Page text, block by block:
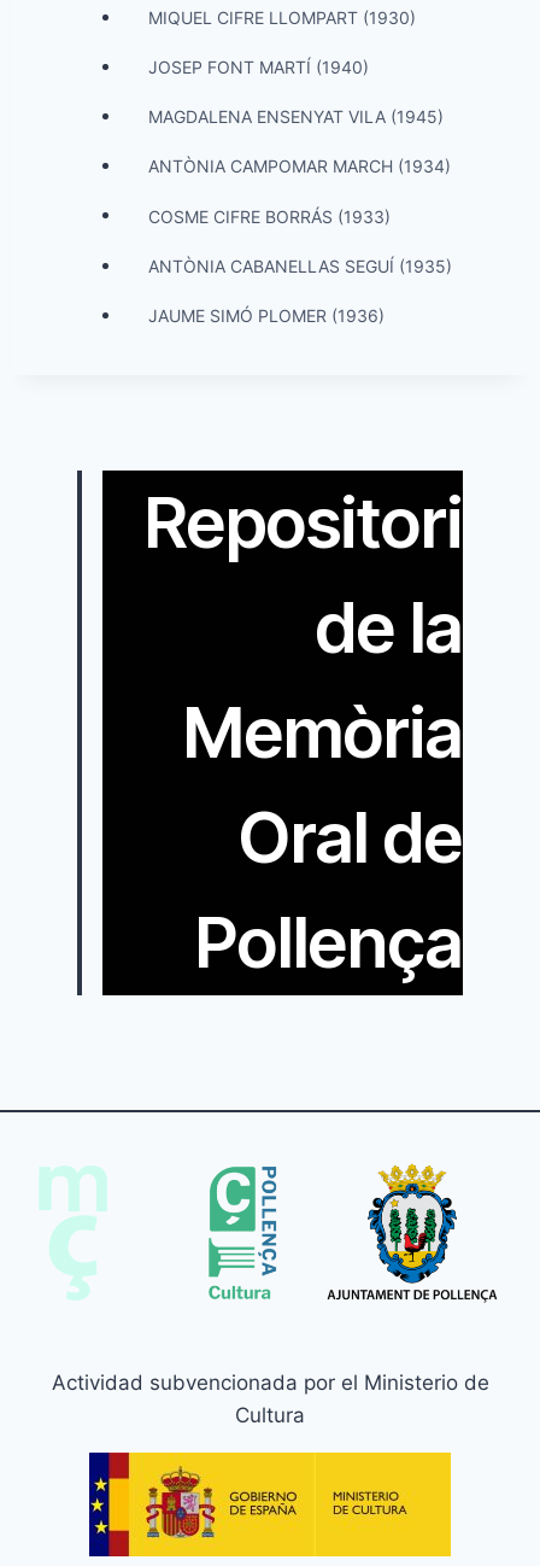
MIQUEL CIFRE LLOMPART (1930)
JOSEP FONT MARTÍ (1940)
MAGDALENA ENSENYAT VILA (1945)
ANTÒNIA CAMPOMAR MARCH (1934)
COSME CIFRE BORRÁS (1933)
ANTÒNIA CABANELLAS SEGUÍ (1935)
JAUME SIMÓ PLOMER (1936)
Repositori
de la
Memòria
Oral de
Pollença
Actividad subvencionada por el Ministerio de
Cultura